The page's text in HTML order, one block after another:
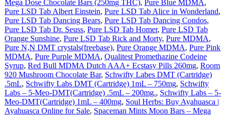
Mega Dose Chocolate Bars (250mg THC), Pure Blue MDMA,
Pure LSD Tab Albert Einstein, Pure LSD Tab Alice in Wonderland,
Pure LSD Tab Dancing Bears, Pure LSD Tab Dancing Condos,
Pure LSD Tab Dr. Seuss, Pure LSD Tab Homer, Pure LSD Tab
Orange Sunshine, Pure LSD Tab Rick and Morty, Pure MDMA,
Pure N,N DMT crystals(freebase), Pure Orange MDMA, Pure Pink
MDMA, Pure Purple MDMA, Qualitest Promethazine Codeine
Syrup, Red Bull MDMA Dutch AAA+ Ecstasy Pills 260mg, Room
920 Mushroom Chocolate Bar, Schwifty Labes DMT (Cartridge)
.5mL, Schwifty Labs DMT (Cartridge) 1mL – 750mg, Schwifty
Labs – 5-Meo-DMT(Cartridge) .5mL – 200mg., Schwifty Labs – 5-
Meo-DMT(Cartridge) 1mL – 400mg, Soul Herbs: Buy Ayahuasca |
Ayahuasca Online for Sale, Spaceman Mints Moon Bars – Mega